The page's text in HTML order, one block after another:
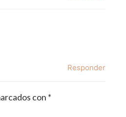
Responder
con *